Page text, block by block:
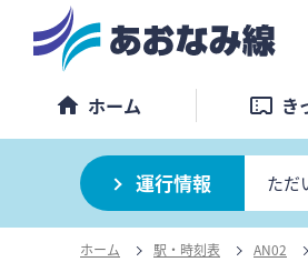
ホーム き
運行情報 ただ
ホーム 駅・時刻表 AN02